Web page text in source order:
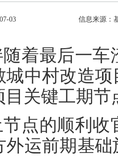
03 信息来源：
随着最后一
城中村改造
目关键工期节
点的顺利
外运前期基